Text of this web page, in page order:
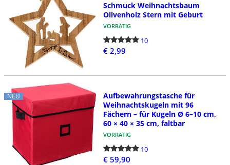
Schmuck Weihnachtsbaum
Olivenholz Stern mit Geburt
VORRÄTIG
10
€ 2,99
NEU
Aufbewahrungstasche für
Weihnachtskugeln mit 96
Fächern – für Kugeln Ø 6–10 cm,
60 × 40 × 35 cm, faltbar
VORRÄTIG
10
€ 59,90